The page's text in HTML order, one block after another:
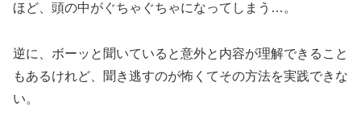
ほど、頭の中がぐちゃぐちゃになってしまう…。
逆に、ボーッと聞いていると意外と内容が理解できること
もあるけれど、聞き逃すのが怖くてその方法を実践できな
い。